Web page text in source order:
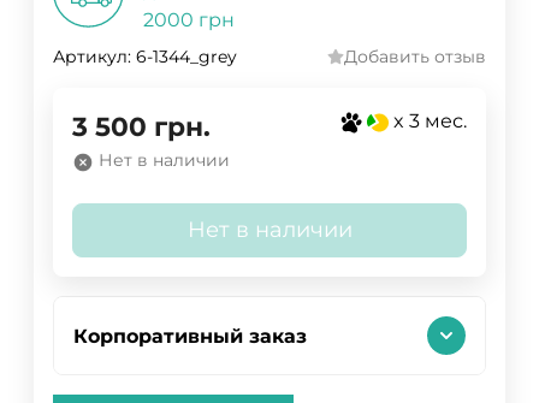
2000 грн
Артикул: 6-1344_grey Добавить отзыв
3 500 грн. x 3 мес.
Нет в наличии
Нет в наличии
Корпоративный заказ